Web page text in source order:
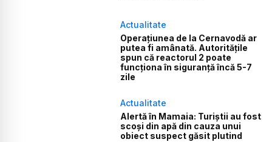
Actualitate
Operațiunea de la Cernavodă ar
putea fi amânată. Autoritățile
spun că reactorul 2 poate
funcționa în siguranță încă 5-7
zile
Actualitate
Alertă în Mamaia: Turiștii au fost
scoși din apă din cauza unui
obiect suspect găsit plutind